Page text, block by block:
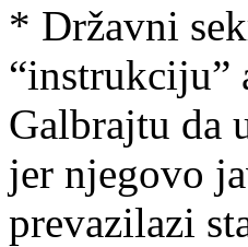
* Državni
“instrukciju”
Galbrajtu da
jer njegovo
prevazilazi